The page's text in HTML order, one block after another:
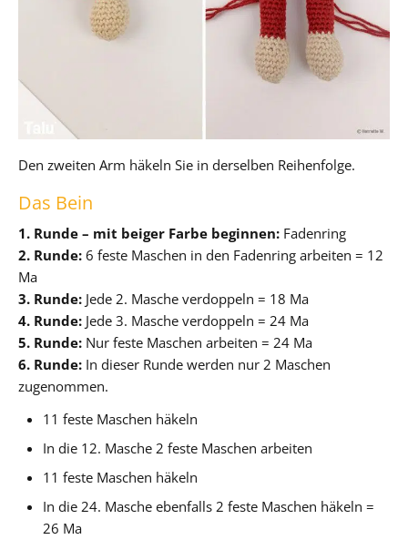
Den zweiten Arm häkeln Sie in derselben Reihenfolge.
Das Bein
1. Runde – mit beiger Farbe beginnen: Fadenring
2. Runde: 6 feste Maschen in den Fadenring arbeiten = 12
Ma
3. Runde: Jede 2. Masche verdoppeln = 18 Ma
4. Runde: Jede 3. Masche verdoppeln = 24 Ma
5. Runde: Nur feste Maschen arbeiten = 24 Ma
6. Runde: In dieser Runde werden nur 2 Maschen
zugenommen.
11 feste Maschen häkeln
In die 12. Masche 2 feste Maschen arbeiten
11 feste Maschen häkeln
In die 24. Masche ebenfalls 2 feste Maschen häkeln =
26 Ma